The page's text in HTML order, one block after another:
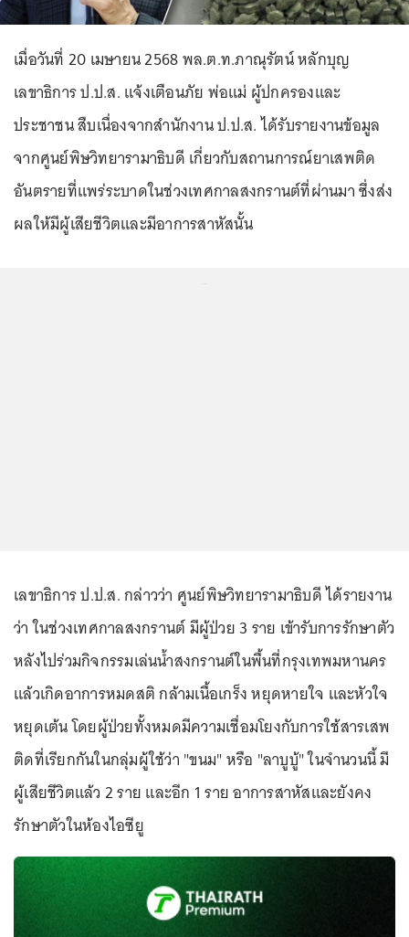
เมื่อวันที่ 20 เมษายน 2568 พล.ต.ท.ภาณุรัตน์ หลักบุญ
เลขาธิการ ป.ป.ส. แจ้งเตือนภัย พ่อแม่ ผู้ปกครองและ
ประชาชน สืบเนื่องจากสำนักงาน ป.ป.ส. ได้รับรายงานข้อมูล
จากศูนย์พิษวิทยารามาธิบดี เกี่ยวกับสถานการณ์ยาเสพติด
อันตรายที่แพร่ระบาดในช่วงเทศกาลสงกรานต์ที่ผ่านมา ซึ่งส่ง
ผลให้มีผู้เสียชีวิตและมีอาการสาหัสนั้น
เลขาธิการ ป.ป.ส. กล่าวว่า ศูนย์พิษวิทยารามาธิบดี ได้รายงาน
ว่า ในช่วงเทศกาลสงกรานต์ มีผู้ป่วย 3 ราย เข้ารับการรักษาตัว
หลังไปร่วมกิจกรรมเล่นน้ำสงกรานต์ในพื้นที่กรุงเทพมหานคร
แล้วเกิดอาการหมดสติ กล้ามเนื้อเกร็ง หยุดหายใจ และหัวใจ
หยุดเต้น โดยผู้ป่วยทั้งหมดมีความเชื่อมโยงกับการใช้สารเสพ
ติดที่เรียกกันในกลุ่มผู้ใช้ว่า "ขนม" หรือ "ลาบูบู้" ในจำนวนนี้ มี
ผู้เสียชีวิตแล้ว 2 ราย และอีก 1 ราย อาการสาหัสและยังคง
รักษาตัวในห้องไอซียู